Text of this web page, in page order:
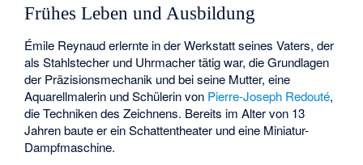
Frühes Leben und Ausbildung
Émile Reynaud erlernte in der Werkstatt seines Vaters, der
als Stahlstecher und Uhrmacher tätig war, die Grundlagen
der Präzisionsmechanik und bei seine Mutter, eine
Aquarellmalerin und Schülerin von Pierre-Joseph Redouté,
die Techniken des Zeichnens. Bereits im Alter von 13
Jahren baute er ein Schattentheater und eine Miniatur-
Dampfmaschine.